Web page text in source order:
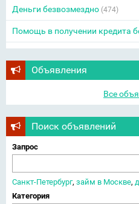
Деньги безвозмездно (474)
Помощь в получении кредита
Объявления
Все
Поиск объявлений
Запрос
Санкт-Петербург, займ в Москве,
Категория